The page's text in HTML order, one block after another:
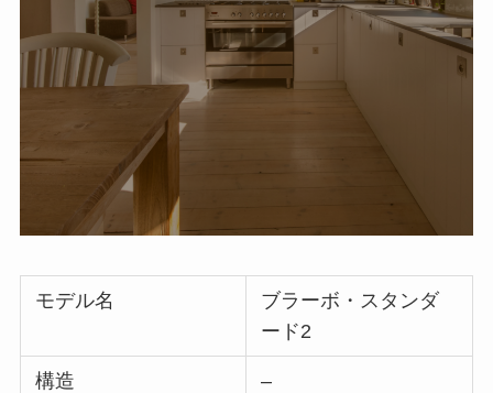
モデル名
ブラーボ・スタンダ
ード2
構造 –